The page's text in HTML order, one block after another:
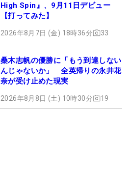
High Spin』、9月11日デビュー
【打ってみた】
2026年8月7日 (金) 18時36分 33
桑木志帆の優勝に「もう到達しない
んじゃないか」 全英帰りの永井花
奈が受け止めた現実
2026年8月8日 (土) 10時30分 19